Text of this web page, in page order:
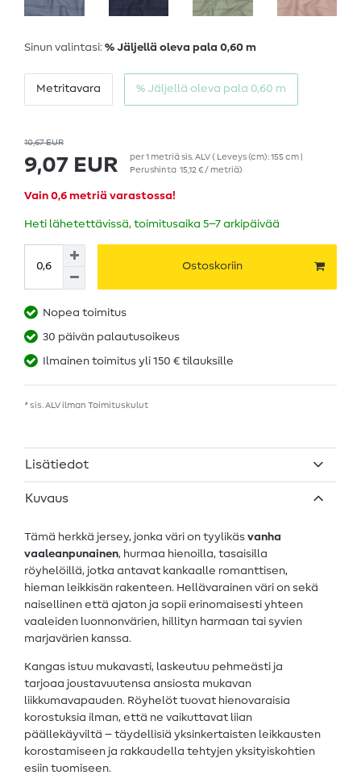
Sinun valintasi: % Jäljellä oleva pala 0,60 m
Metritavara % Jäljellä oleva pala 0,60 m
10,67 EUR
9,07 EUR per1 metriäsis. ALV( Leveys (cm): 155 cm |
Perushinta 15,12 € / metriä)
Vain 0,6 metriä varastossa!
Heti lähetettävissä, toimitusaika 5–7 arkipäivää
Ostoskoriin
Nopea toimitus
30 päivän palautusoikeus
Ilmainen toimitus yli 150 € tilauksille
* sis. ALV ilman Toimituskulut
Lisätiedot
Kuvaus
Tämä herkkä jersey, jonka väri on tyylikäs vanha
vaaleanpunainen, hurmaa hienoilla, tasaisilla
röyhelöillä, jotka antavat kankaalle romanttisen,
hieman leikkisän rakenteen. Hellävarainen väri on sekä
naisellinen että ajaton ja sopii erinomaisesti yhteen
vaaleiden luonnonvärien, hillityn harmaan tai syvien
marjavärien kanssa.
Kangas istuu mukavasti, laskeutuu pehmeästi ja
tarjoaa joustavuutensa ansiosta mukavan
liikkumavapauden. Röyhelöt tuovat hienovaraisia
korostuksia ilman, että ne vaikuttavat liian
päällekäyviltä – täydellisiä yksinkertaisten leikkausten
korostamiseen ja rakkaudella tehtyjen yksityiskohtien
esiin tuomiseen.